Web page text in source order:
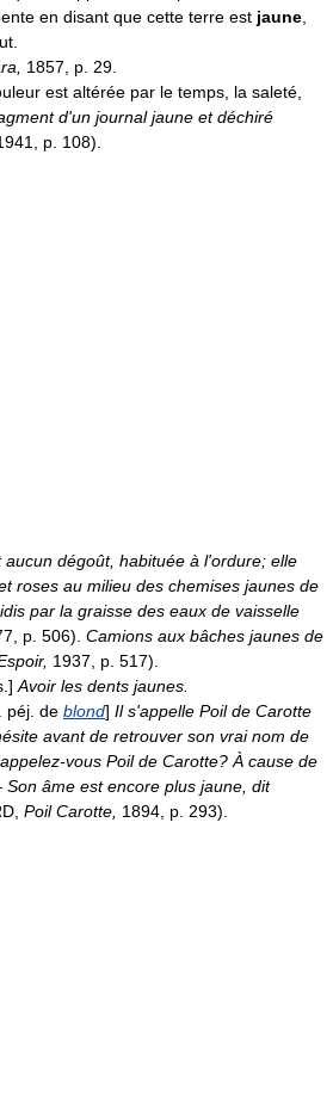
en disant que cette terre est jaune
1857, p. 29.
est altérée par le temps, la saleté,
d'un journal jaune et déchiré
p. 108).
aucun dégoût, habituée à l'ordure; elle
roses au milieu des chemises jaunes de
par la graisse des eaux de vaisselle
p. 506). Camions aux bâches jaunes de
1937, p. 517).
Avoir les dents jaunes.
péj. de blond] Il s'appelle Poil de Carotte
avant de retrouver son vrai nom de
vous Poil de Carotte? À cause de
âme est encore plus jaune, dit
Poil Carotte, 1894, p. 293).